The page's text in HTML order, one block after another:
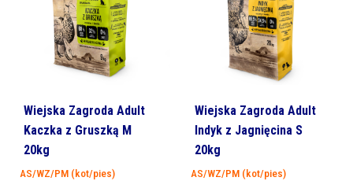
Wiejska Zagroda Adult
Kaczka z Gruszką M
20kg
AS/WZ/PM (kot/pies)
Wiejska Zagroda Adult
Indyk z Jagnięcina S
20kg
AS/WZ/PM (kot/pies)